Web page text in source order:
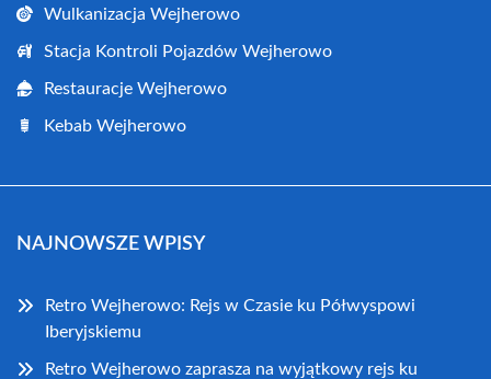
Wulkanizacja Wejherowo
Stacja Kontroli Pojazdów Wejherowo
Restauracje Wejherowo
Kebab Wejherowo
NAJNOWSZE WPISY
Retro Wejherowo: Rejs w Czasie ku Półwyspowi
Iberyjskiemu
Retro Wejherowo zaprasza na wyjątkowy rejs ku